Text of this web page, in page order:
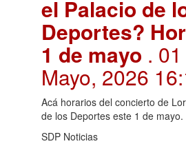
el Palacio de
Deportes?
1 de mayo .
Mayo, 2026
Acá horarios del concierto de
de los Deportes este 1 de mayo.
SDP Noticias